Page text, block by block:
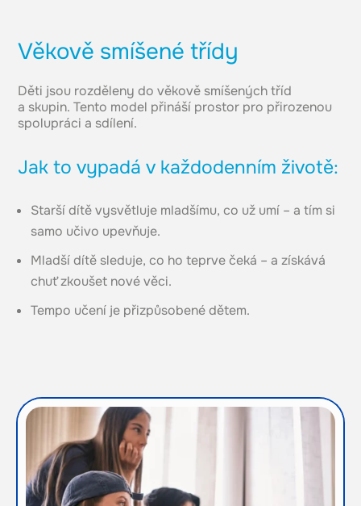
Věkově smíšené třídy
Děti jsou rozděleny do věkově smíšených tříd
a skupin. Tento model přináší prostor pro přirozenou
spolupráci a sdílení.
Jak to vypadá v každodenním životě:
Starší dítě vysvětluje mladšímu, co už umí – a tím si
samo učivo upevňuje.
Mladší dítě sleduje, co ho teprve čeká – a získává
chuť zkoušet nové věci.
Tempo učení je přizpůsobené dětem.